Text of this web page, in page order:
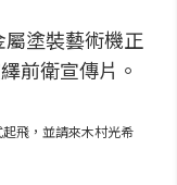
起飛，並請來木村光希